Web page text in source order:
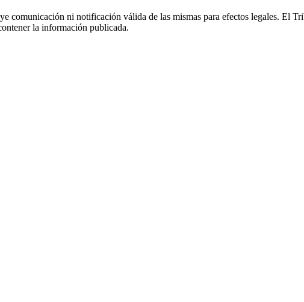
comunicación ni notificación válida de las mismas para efectos legales. El
la información publicada.